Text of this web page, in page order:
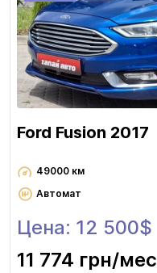
Ford Fusion 2017
49000 км
Автомат
Цена: 12 500$
11 774 грн/мес